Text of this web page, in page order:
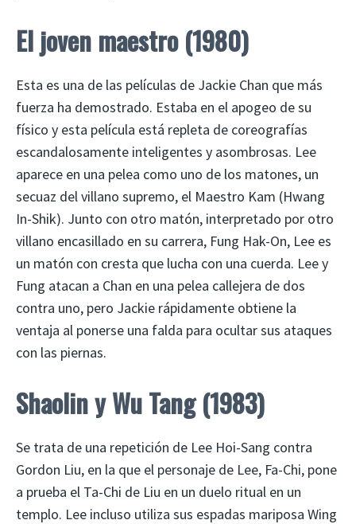
El joven maestro (1980)
Esta es una de las películas de Jackie Chan que más
fuerza ha demostrado. Estaba en el apogeo de su
físico y esta película está repleta de coreografías
escandalosamente inteligentes y asombrosas. Lee
aparece en una pelea como uno de los matones, un
secuaz del villano supremo, el Maestro Kam (Hwang
In-Shik). Junto con otro matón, interpretado por otro
villano encasillado en su carrera, Fung Hak-On, Lee es
un matón con cresta que lucha con una cuerda. Lee y
Fung atacan a Chan en una pelea callejera de dos
contra uno, pero Jackie rápidamente obtiene la
ventaja al ponerse una falda para ocultar sus ataques
con las piernas.
Shaolin y Wu Tang (1983)
Se trata de una repetición de Lee Hoi-Sang contra
Gordon Liu, en la que el personaje de Lee, Fa-Chi, pone
a prueba el Ta-Chi de Liu en un duelo ritual en un
templo. Lee incluso utiliza sus espadas mariposa Wing